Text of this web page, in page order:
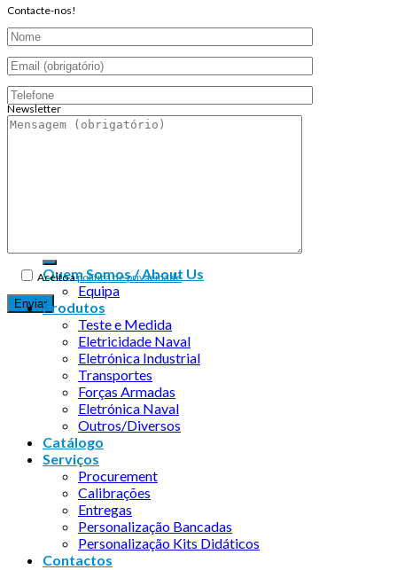
Contacte-nos!
Aceito apolítica de privacidade
Newsletter
Endereço de email:
Quem Somos / About Us
Equipa
Produtos
Teste e Medida
Eletricidade Naval
Eletrónica Industrial
Transportes
Forças Armadas
Eletrónica Naval
Outros/Diversos
Catálogo
Serviços
Procurement
Calibrações
Entregas
Personalização Bancadas
Personalização Kits Didáticos
Contactos